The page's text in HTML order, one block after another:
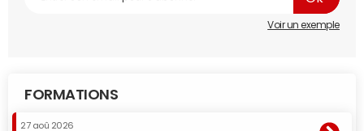
Voir un exemple
FORMATIONS
27 aoû 2026